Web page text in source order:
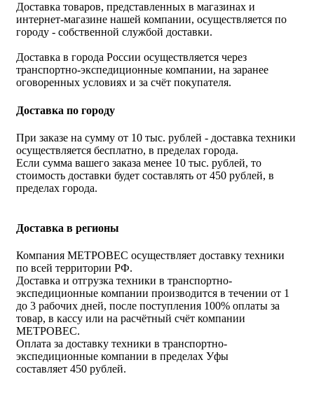
Доставка товаров, представленных в магазинах и
интернет-магазине нашей компании, осуществляется по
городу - собственной службой доставки.
Доставка в города России осуществляется через
транспортно-экспедиционные компании, на заранее
оговоренных условиях и за счёт покупателя.
Доставка по городу
При заказе на сумму от 10 тыс. рублей - доставка техники
осуществляется бесплатно, в пределах города.
Если сумма вашего заказа менее 10 тыс. рублей, то
стоимость доставки будет составлять от 450 рублей, в
пределах города.
Доставка в регионы
Компания МЕТРОВЕС осуществляет доставку техники
по всей территории РФ.
Доставка и отгрузка техники в транспортно-
экспедиционные компании производится в течении от 1
до 3 рабочих дней, после поступления 100% оплаты за
товар, в кассу или на расчётный счёт компании
МЕТРОВЕС.
Оплата за доставку техники в транспортно-
экспедиционные компании в пределах Уфы
составляет 450 рублей.